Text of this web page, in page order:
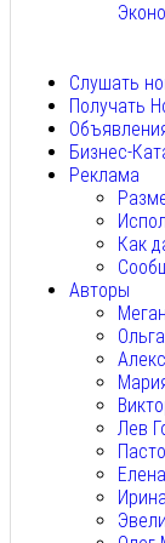
Слушать
Получать
Бизнес-
Реклама
Как
Авторы
Лев